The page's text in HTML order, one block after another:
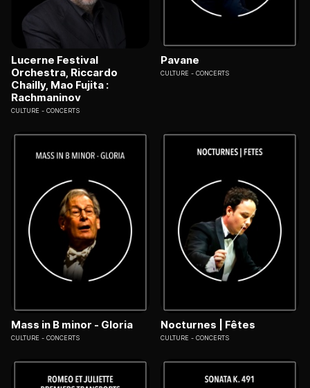
Lucerne Festival
Orchestra, Riccardo
Chailly, Mao Fujita :
Rachmaninov
CULTURE CONCERTS
Pavane
CULTURE CONCERTS
Mass in B minor - Gloria
CULTURE CONCERTS
Nocturnes | Fêtes
CULTURE CONCERTS